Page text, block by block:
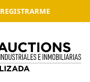
REGISTRARME